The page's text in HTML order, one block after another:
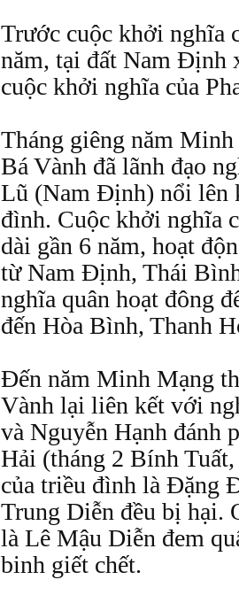
Trước cuộc khởi nghĩa
năm, tại đất Nam Định
cuộc khởi nghĩa của
Tháng giêng năm
Bá Vành đã lãnh đạo
Lũ (Nam Định) nổi lên
đình. Cuộc khởi nghĩa
dài gần 6 năm, hoạt
từ Nam Định, Thái
nghĩa quân hoạt đông
đến Hòa Bình, Thanh
Đến năm Minh Mạng
Vành lại liên kết với
và Nguyễn Hạnh đánh
Hải (tháng 2 Bính
của triều đình là Đặng
Trung Diễn đều bị hại.
là Lê Mậu Diễn đem
binh giết chết.